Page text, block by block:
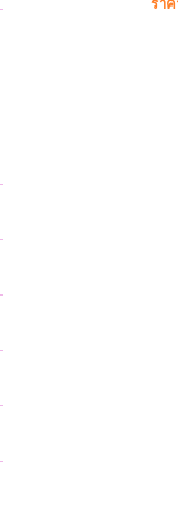
ราค